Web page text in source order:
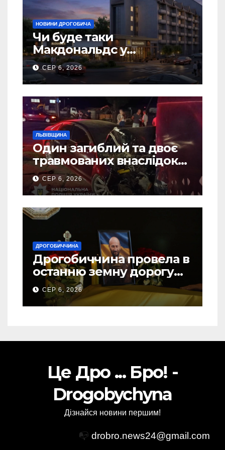
НОВИНИ ДРОГОБИЧА
Чи буде таки
Макдональдс у
Дрогобичі? (Фото)
СЕР 6, 2026
ЛЬВІВЩИНА
Один загиблий та двоє
травмованих внаслідок
ДТП на Самбірщині
СЕР 6, 2026
ДРОГОБИЧЧИНА
Дрогобиччина провела в
останню земну дорогу
свого Захисника – Олега
Торського
СЕР 6, 2026
Це Дро ... Бро! -
Drogobychyna
Дізнайся новини першим!
📭 drobro.news24@gmail.com